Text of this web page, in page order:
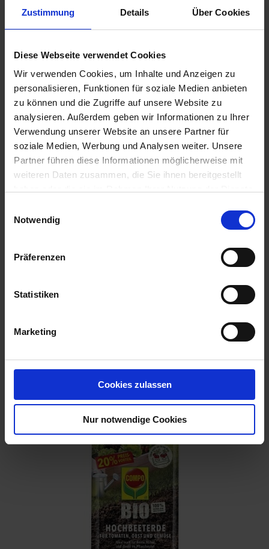
Zustimmung Details Über Cookies
Diese Webseite verwendet Cookies
Wir verwenden Cookies, um Inhalte und Anzeigen zu
personalisieren, Funktionen für soziale Medien anbieten
zu können und die Zugriffe auf unsere Website zu
analysieren. Außerdem geben wir Informationen zu Ihrer
Verwendung unserer Website an unsere Partner für
soziale Medien, Werbung und Analysen weiter. Unsere
Partner führen diese Informationen möglicherweise mit
weiteren Daten zusammen, die Sie ihnen bereitgestellt
Notwendig
Präferenzen
Statistiken
Marketing
Cookies zulassen
Nur notwendige Cookies
Substral Herbst-Rasendünger
Artikel-Nr.: 7000790-06-cfg
Ähnliche Produkte
BIO Gartenpflanzerde 75 l